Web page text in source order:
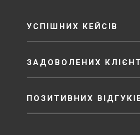
УСПІШНИХ КЕЙСІВ
ЗАДОВОЛЕНИХ
ПОЗИТИВНИХ